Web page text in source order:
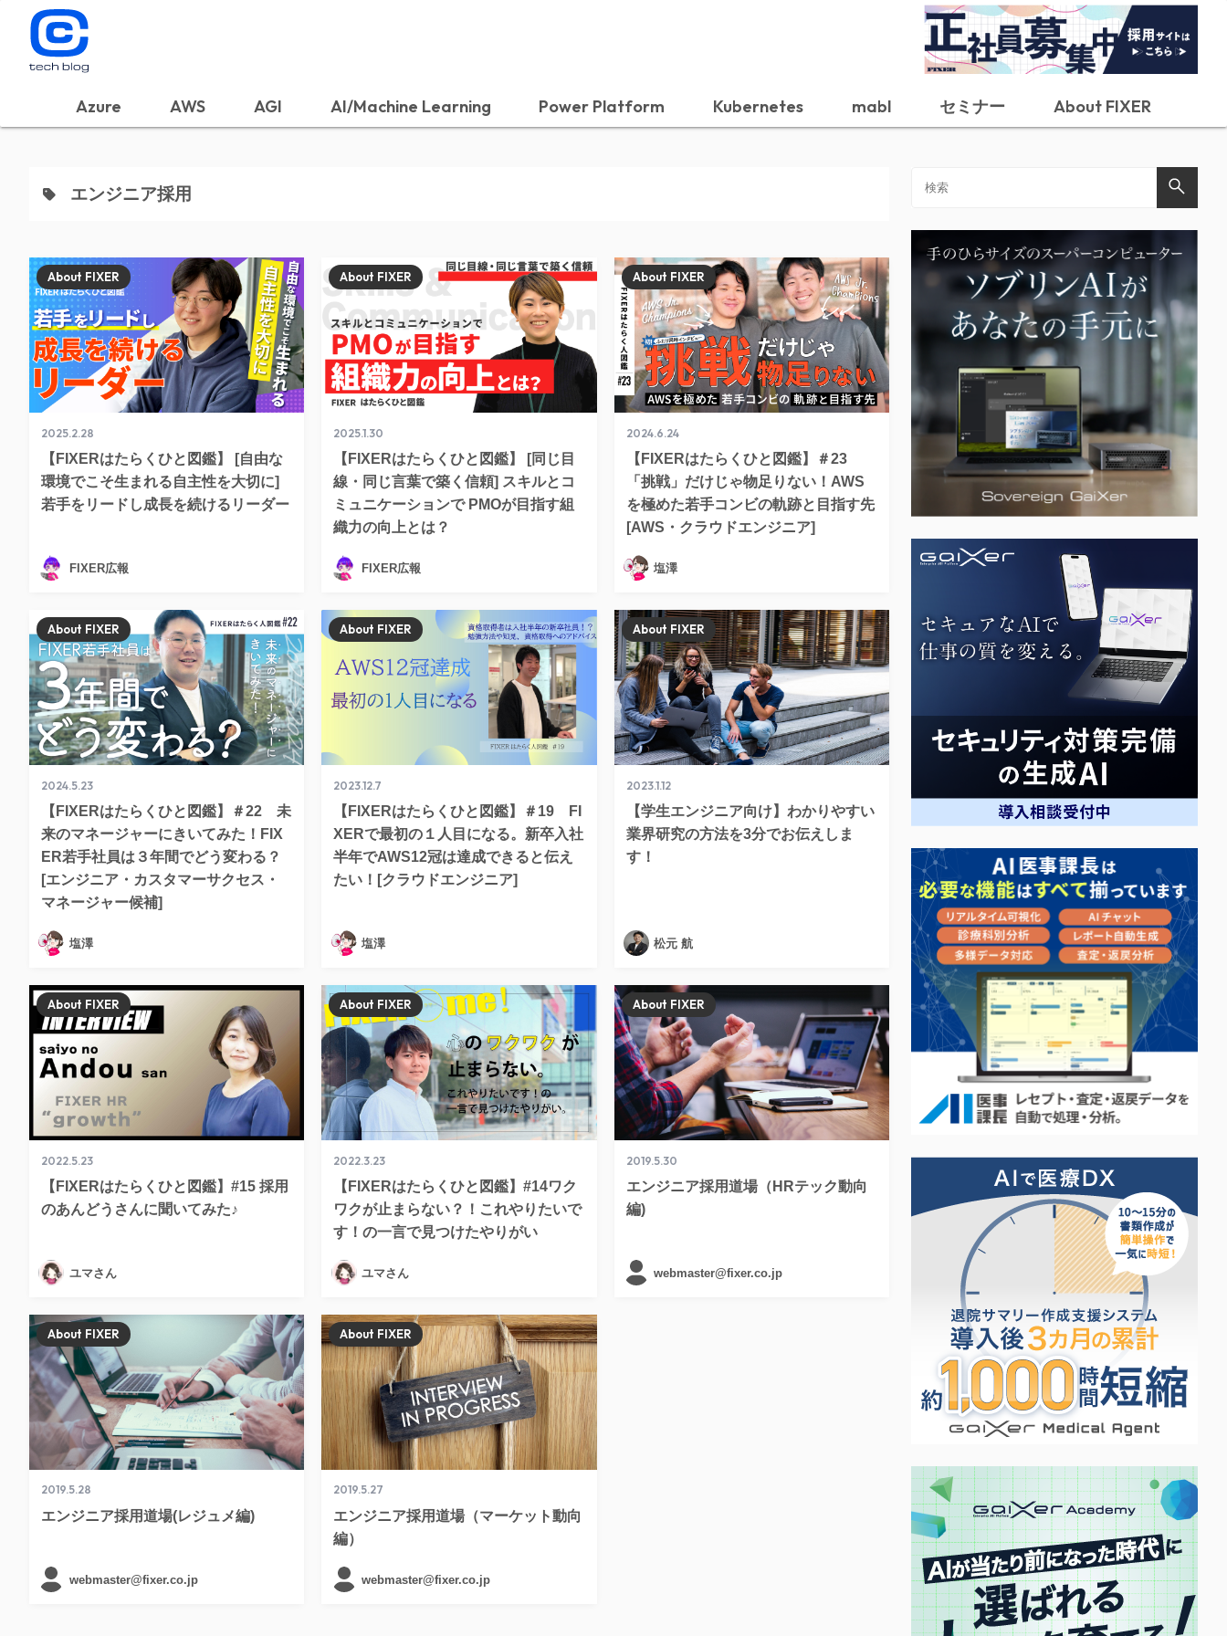
Azure AWS AGI AI/Machine Learning Power Platform Kubernetes mabl セミナー About FIXER
エンジニア採用
2025.2.28
【FIXERはたらくひと図鑑】 [自由な
環境でこそ生まれる自主性を大切に]
若手をリードし成長を続けるリーダー
About FIXER
FIXER広報
2025.1.30
【FIXERはたらくひと図鑑】 [同じ目
線・同じ言葉で築く信頼] スキルとコ
ミュニケーションで PMOが目指す組
織力の向上とは？
About FIXER
FIXER広報
2024.6.24
【FIXERはたらくひと図鑑】＃23
「挑戦」だけじゃ物足りない！AWS
を極めた若手コンビの軌跡と目指す先
[AWS・クラウドエンジニア]
About FIXER
塩澤
2024.5.23
【FIXERはたらくひと図鑑】＃22 未
来のマネージャーにきいてみた！FIX
ER若手社員は３年間でどう変わる？
[エンジニア・カスタマーサクセス・
マネージャー候補]
About FIXER
塩澤
2023.12.7
【FIXERはたらくひと図鑑】＃19 FI
XERで最初の１人目になる。新卒入社
半年でAWS12冠は達成できると伝え
たい！[クラウドエンジニア]
About FIXER
塩澤
2023.1.12
【学生エンジニア向け】わかりやすい
業界研究の方法を3分でお伝えしま
す！
About FIXER
松元 航
2022.5.23
【FIXERはたらくひと図鑑】#15 採用
のあんどうさんに聞いてみた♪
About FIXER
ユマさん
2022.3.23
【FIXERはたらくひと図鑑】#14ワク
ワクが止まらない？！これやりたいで
す！の一言で見つけたやりがい
About FIXER
ユマさん
2019.5.30
エンジニア採用道場（HRテック動向
編)
About FIXER
webmaster@fixer.co.jp
2019.5.28
エンジニア採用道場(レジュメ編)
About FIXER
webmaster@fixer.co.jp
2019.5.27
エンジニア採用道場（マーケット動向
編）
About FIXER
webmaster@fixer.co.jp